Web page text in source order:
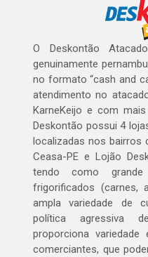
O Deskontão
genuinamente
no formato “cash and
atendimento no
KarneKeijo e com
Deskontão possui 4
localizadas nos bairros
Ceasa-PE e Lojão
tendo como
frigorificados (carnes,
ampla variedade de
política agressiva
proporciona
comerciantes, que